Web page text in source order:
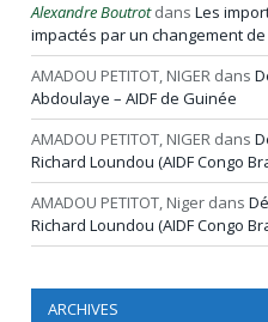
Alexandre Boutrotdans Les
impactés par un changement
AMADOU PETITOT, NIGER dans
Abdoulaye – AIDF de Guinée
AMADOU PETITOT, NIGER dans
Richard Loundou (AIDF Congo
AMADOU PETITOT, Niger dans
Richard Loundou (AIDF Congo
ARCHIVES